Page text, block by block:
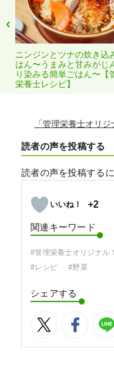
ニンジンとツナの炊き込
はん〜うまみと甘みがじ
り染みる簡単ごはん〜【
栄養士レシピ】
「管理栄養士オリ
読者の声を投稿する
読者の声を投稿する
+2
関連キーワード
#管理栄養士オリジナル
#レシピ
#野菜
シェアする